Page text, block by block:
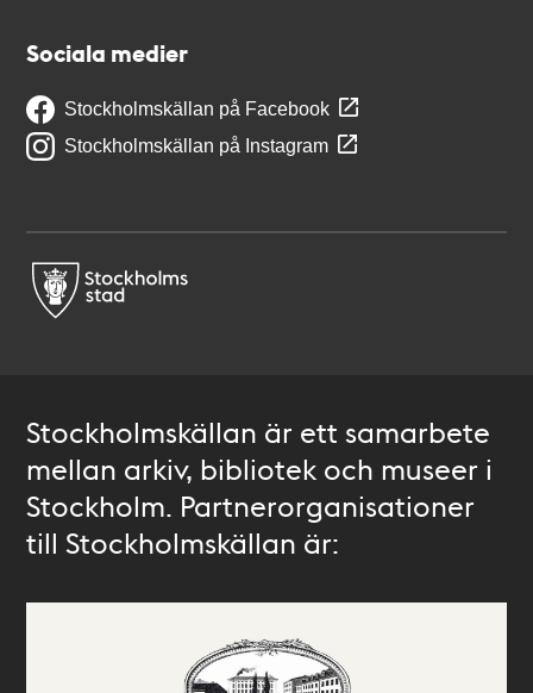
Sociala medier
Stockholmskällan på Facebook
Stockholmskällan på Instagram
Stockholmskällan är ett samarbete
mellan arkiv, bibliotek och museer i
Stockholm. Partnerorganisationer
till Stockholmskällan är: